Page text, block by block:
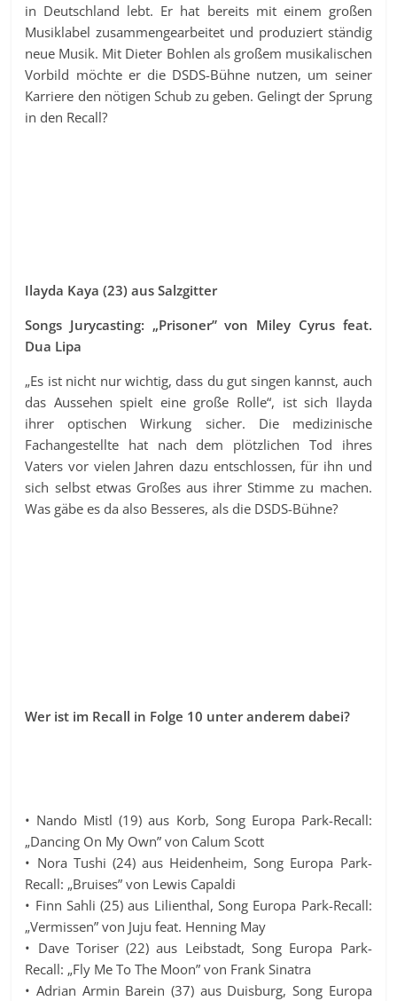
in Deutschland lebt. Er hat bereits mit einem großen
Musiklabel zusammengearbeitet und produziert ständig
neue Musik. Mit Dieter Bohlen als großem musikalischen
Vorbild möchte er die DSDS-Bühne nutzen, um seiner
Karriere den nötigen Schub zu geben. Gelingt der Sprung
in den Recall?
Ilayda Kaya (23) aus Salzgitter
Songs Jurycasting: „Prisoner” von Miley Cyrus feat.
Dua Lipa
„Es ist nicht nur wichtig, dass du gut singen kannst, auch
das Aussehen spielt eine große Rolle“, ist sich Ilayda
ihrer optischen Wirkung sicher. Die medizinische
Fachangestellte hat nach dem plötzlichen Tod ihres
Vaters vor vielen Jahren dazu entschlossen, für ihn und
sich selbst etwas Großes aus ihrer Stimme zu machen.
Was gäbe es da also Besseres, als die DSDS-Bühne?
Wer ist im Recall in Folge 10 unter anderem dabei?
• Nando Mistl (19) aus Korb, Song Europa Park-Recall:
„Dancing On My Own” von Calum Scott
• Nora Tushi (24) aus Heidenheim, Song Europa Park-
Recall: „Bruises” von Lewis Capaldi
• Finn Sahli (25) aus Lilienthal, Song Europa Park-Recall:
„Vermissen” von Juju feat. Henning May
• Dave Toriser (22) aus Leibstadt, Song Europa Park-
Recall: „Fly Me To The Moon” von Frank Sinatra
• Adrian Armin Barein (37) aus Duisburg, Song Europa